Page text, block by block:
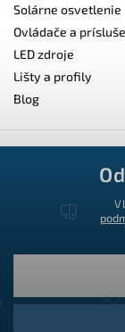
Solárne osvetlenie
Ovládače a
LED zdroje
Lišty a profily
Blog